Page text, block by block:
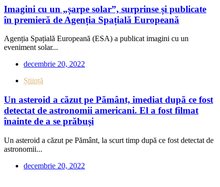
Imagini cu un „șarpe solar”, surprinse și publicate
în premieră de Agenția Spațială Europeană
Agenția Spațială Europeană (ESA) a publicat imagini cu un
eveniment solar...
decembrie 20, 2022
Știință
Un asteroid a căzut pe Pământ, imediat după ce fost
detectat de astronomii americani. El a fost filmat
înainte de a se prăbuşi
Un asteroid a căzut pe Pământ, la scurt timp după ce fost detectat de
astronomii...
decembrie 20, 2022